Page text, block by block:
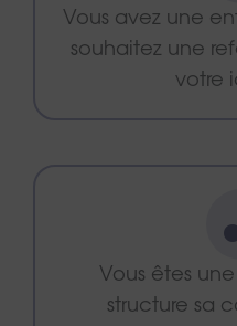
Vous avez une
souhaitez une
votre
Vous êtes
structure sa